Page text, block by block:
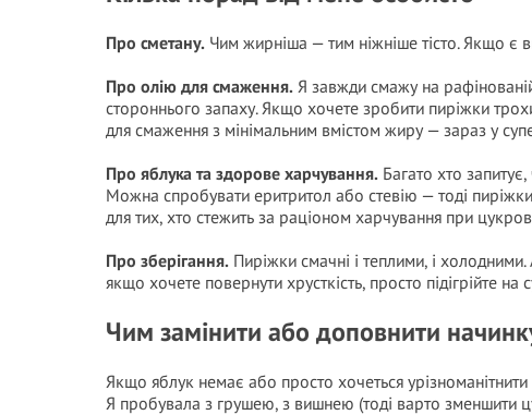
Про сметану. Чим жирніша — тим ніжніше тісто. Якщо є
Про олію для смаження. Я завжди смажу на
стороннього запаху. Якщо хочете зробити пиріжки
для смаження з мінімальним вмістом жиру — зараз у
Про яблука та здорове харчування. Багато хто
Можна спробувати еритритол або стевію — тоді
для тих, хто стежить за раціоном харчування при
Про зберігання. Пиріжки смачні і теплими, і
якщо хочете повернути хрусткість, просто підігрійте на
Чим замінити або доповнити
Якщо яблук немає або просто хочеться
Я пробувала з грушею, з вишнею (тоді варто зменшити